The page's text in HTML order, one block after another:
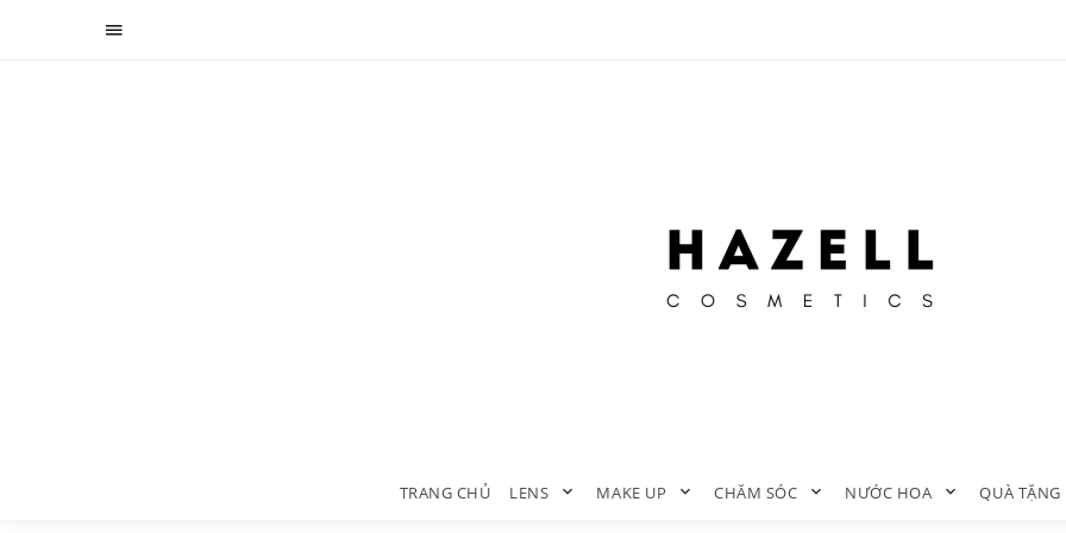
TRANG CHỦ LENS MAKE UP CHĂM SÓC NƯỚC HOA QUÀ TẶNG